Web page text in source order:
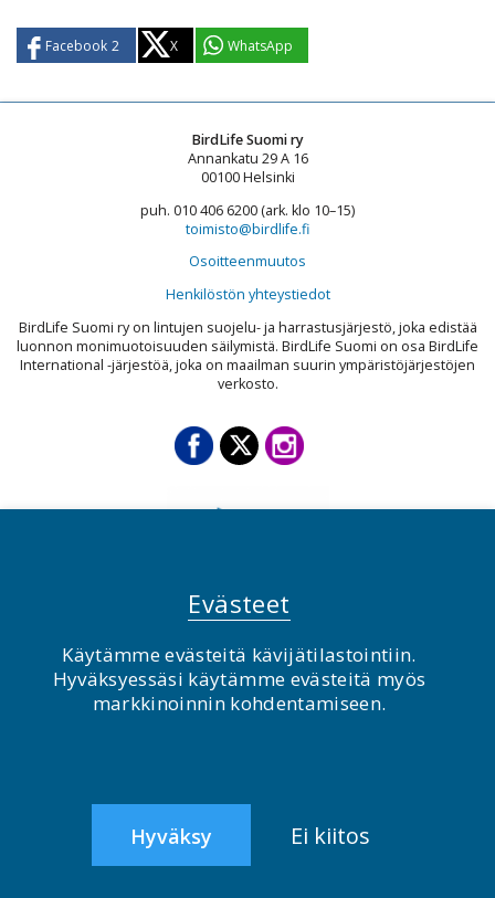
Facebook 2 X WhatsApp
BirdLife Suomi ry
Annankatu 29 A 16
00100 Helsinki
puh. 010 406 6200 (ark. klo 10–15)
toimisto@birdlife.fi
Osoitteenmuutos
Henkilöstön yhteystiedot
BirdLife Suomi ry on lintujen suojelu- ja harrastusjärjestö, joka edistää
luonnon monimuotoisuuden säilymistä. BirdLife Suomi on osa BirdLife
International -järjestöä, joka on maailman suurin ympäristöjärjestöjen
verkosto.
© BirdLife Suomi ry 2026
Evästeet
Käytämme evästeitä kävijätilastointiin.
Hyväksyessäsi käytämme evästeitä myös
markkinoinnin kohdentamiseen.
Hyväksy Ei kiitos